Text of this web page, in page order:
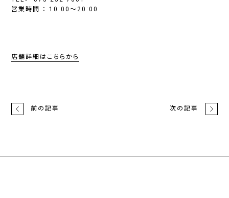
営業時間 ： 10:00～20:00
店舗詳細はこちらから
前の記事 次の記事